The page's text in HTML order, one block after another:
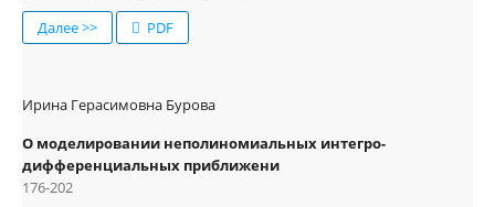
Далее >> PDF
Ирина Герасимовна Бурова
О моделировании неполиномиальных интегро-
дифференциальных приближени
176-202